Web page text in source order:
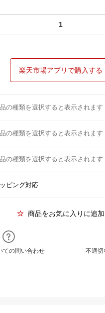
楽天市場アプリで購入する
の種類を選択すると表示されます
の種類を選択すると表示されます
の種類を選択すると表示されます
ピング対応
商品をお気に入りに追加
ての問い合わせ 不適切